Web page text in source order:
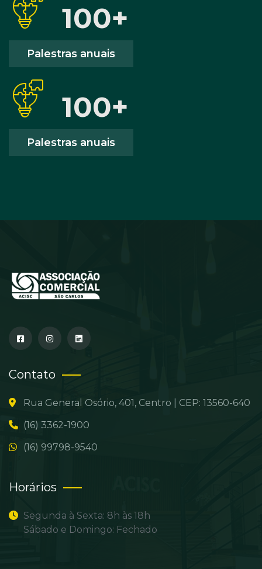
100+
Palestras anuais
100+
Palestras anuais
Contato
Rua General Osório, 401, Centro | CEP: 13560-640
(16) 3362-1900
(16) 99798-9540
Horários
Segunda à Sexta: 8h às 18h
Sábado e Domingo: Fechado